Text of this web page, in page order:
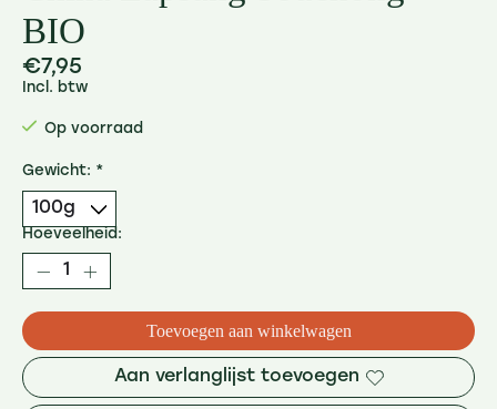
BIO
€7,95
Incl. btw
Op voorraad
Gewicht: *
Hoeveelheid:
Toevoegen aan winkelwagen
Aan verlanglijst toevoegen